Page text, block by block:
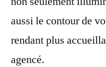
aussi le contour de
rendant plus
agencé.